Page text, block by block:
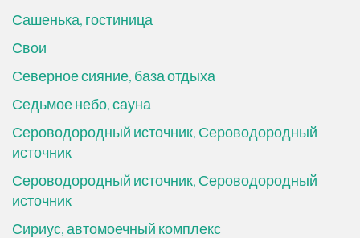
Сашенька, гостиница
Свои
Северное сияние, база отдыха
Седьмое небо, сауна
Сероводородный источник, Сероводородный
источник
Сероводородный источник, Сероводородный
источник
Сириус, автомоечный комплекс